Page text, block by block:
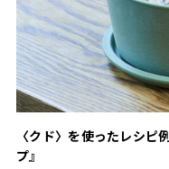
〈クド〉を使ったレシピ
プ』